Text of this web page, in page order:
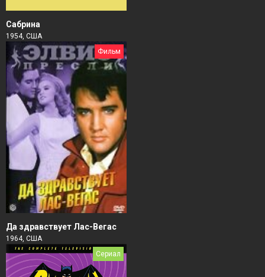
Сабрина
1954, США
Фильм
Да здравствует Лас-Вегас
1964, США
Сериал